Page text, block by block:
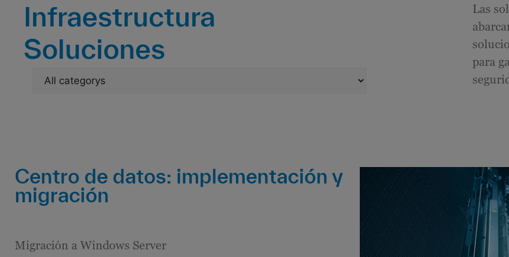
Infraestructura
Soluciones
Las
para
Centro de datos: implementación y
migración
Migración a Windows Server